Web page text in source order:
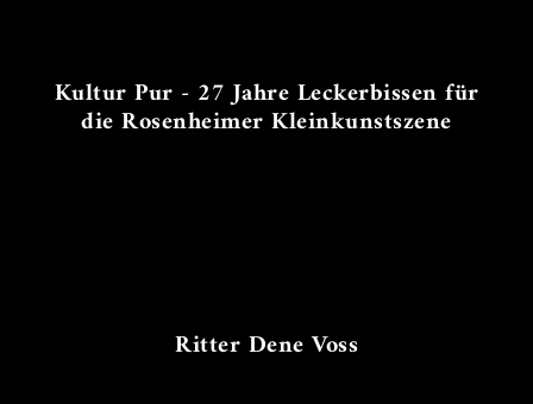
Kultur Pur - 27 Jahre Leckerbissen für
die Rosenheimer Kleinkunstszene
Ritter Dene Voss